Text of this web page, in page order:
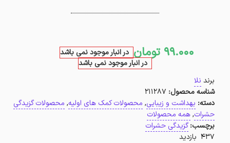
99.000 تومان در انبار موجود نمی باشد
در انبار موجود نمی باشد
برند نلا
شناسه محصول: 211287
دسته: بهداشت و زیبایی, محصولات کمک های اولیه, محصولات گزیدگی
حشرات,همه محصولات
برچسب:گزیدگی حشرات
437 بازدید